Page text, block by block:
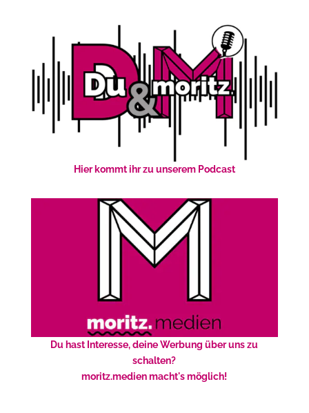
Hier kommt ihr zu unserem Podcast
Du hast Interesse, deine Werbung über uns zu
schalten?
moritz.medien macht's möglich!